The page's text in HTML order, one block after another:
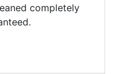
completely